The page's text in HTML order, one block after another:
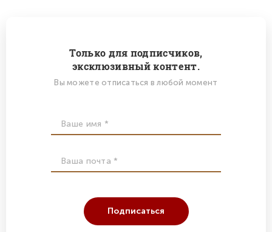
Только для подписчиков,
эксклюзивный контент.
Вы можете отписаться в любой момент
Подписаться